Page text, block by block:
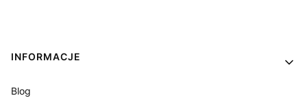
Linki w stopce
INFORMACJE
Blog